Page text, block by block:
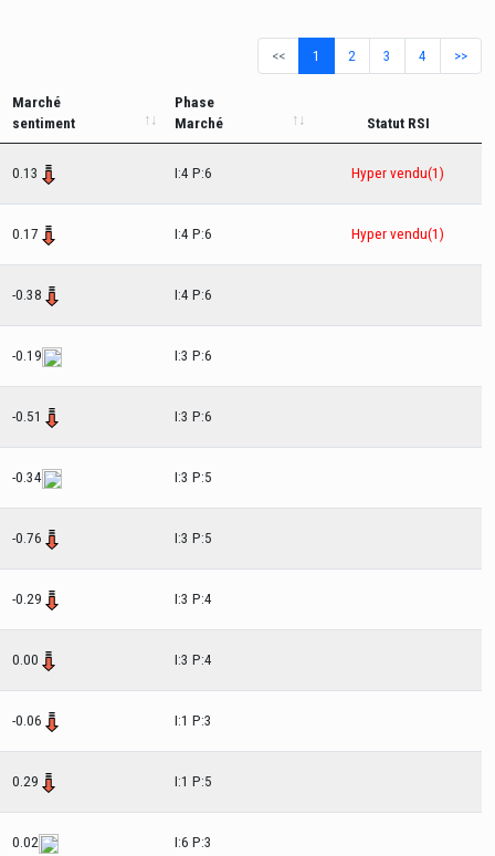
<< 1 2 3 4 >>
Marché
sentiment
Phase
Marché
Statut RSI
0.13 I:4 P:6 Hyper vendu(1)
0.17 I:4 P:6 Hyper vendu(1)
-0.38 I:4 P:6
-0.19 I:3 P:6
-0.51 I:3 P:6
-0.34 I:3 P:5
-0.76 I:3 P:5
-0.29 I:3 P:4
0.00 I:3 P:4
-0.06 I:1 P:3
0.29 I:1 P:5
0.02 I:6 P:3